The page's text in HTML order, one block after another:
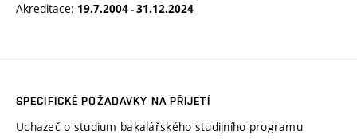
Akreditace: 19.7.2004 - 31.12.2024
SPECIFICKÉ POŽADAVKY NA PŘIJETÍ
Uchazeč o studium bakalářského studijního programu